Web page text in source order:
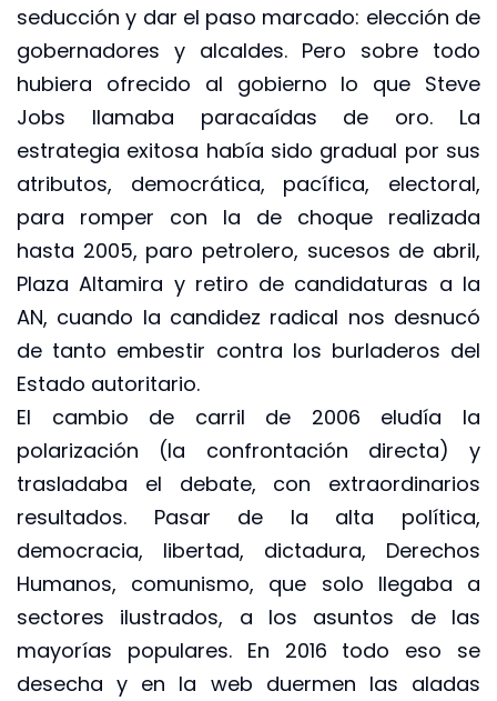
seducción y dar el paso marcado: elección de
gobernadores y alcaldes. Pero sobre todo
hubiera ofrecido al gobierno lo que Steve
Jobs llamaba paracaídas de oro. La
estrategia exitosa había sido gradual por sus
atributos, democrática, pacífica, electoral,
para romper con la de choque realizada
hasta 2005, paro petrolero, sucesos de abril,
Plaza Altamira y retiro de candidaturas a la
AN, cuando la candidez radical nos desnucó
de tanto embestir contra los burladeros del
Estado autoritario.
El cambio de carril de 2006 eludía la
polarización (la confrontación directa) y
trasladaba el debate, con extraordinarios
resultados. Pasar de la alta política,
democracia, libertad, dictadura, Derechos
Humanos, comunismo, que solo llegaba a
sectores ilustrados, a los asuntos de las
mayorías populares. En 2016 todo eso se
desecha y en la web duermen las aladas